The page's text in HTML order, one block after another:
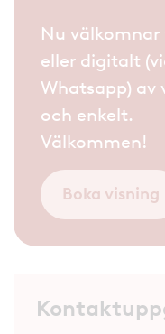
Nu
eller digitalt
Whatsapp) av
och enkelt.
Välkommen!
Boka visning